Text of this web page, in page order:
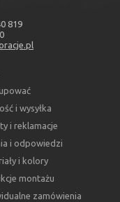
819
i wysyłka
i reklamacje
i odpowiedzi
i kolory
montażu
zamówienia